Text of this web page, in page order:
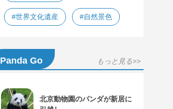
#世界文化遺産 #自然景色
Panda Go もっと見る>>
北京動物園のパンダが新居に